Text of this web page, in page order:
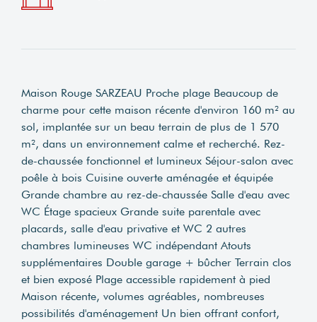
Maison Rouge SARZEAU Proche plage Beaucoup de
charme pour cette maison récente d'environ 160 m² au
sol, implantée sur un beau terrain de plus de 1 570
m², dans un environnement calme et recherché. Rez-
de-chaussée fonctionnel et lumineux Séjour-salon avec
poêle à bois Cuisine ouverte aménagée et équipée
Grande chambre au rez-de-chaussée Salle d'eau avec
WC Étage spacieux Grande suite parentale avec
placards, salle d'eau privative et WC 2 autres
chambres lumineuses WC indépendant Atouts
supplémentaires Double garage + bûcher Terrain clos
et bien exposé Plage accessible rapidement à pied
Maison récente, volumes agréables, nombreuses
possibilités d'aménagement Un bien offrant confort,